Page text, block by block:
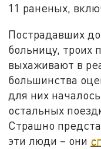
11 раненых,
Пострадавших
больницу, троих
выхаживают в
большинства
для них
остальных
Страшно
эти люди – они